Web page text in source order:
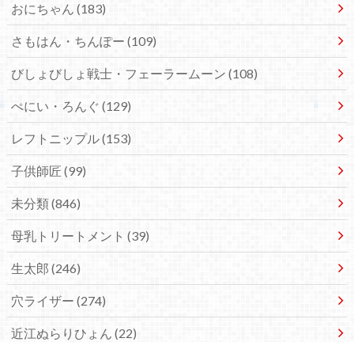
おにちゃん (183)
さもはん・ちんぽー (109)
びしょびしょ戦士・フェーラームーン (108)
ぺにい・ろんぐ (129)
レフトニップル(153)
子供師匠 (99)
未分類(846)
母乳トリートメント (39)
生太郎 (246)
穴ライザー (274)
近江ぬらりひょん (22)